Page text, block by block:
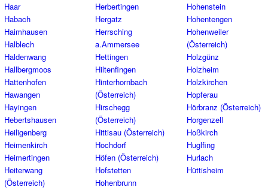
Haar
Habach
Haimhausen
Halblech
Haldenwang
Hallbergmoos
Hattenhofen
Hawangen
Hayingen
Hebertshausen
Heiligenberg
Heimenkirch
Heimertingen
Heiterwang
(Österreich)
Herbertingen
Hergatz
Herrsching
a.Ammersee
Hettingen
Hiltenfingen
Hinterhornbach
(Österreich)
Hirschegg
(Österreich)
Hittisau (Österreich)
Hochdorf
Höfen (Österreich)
Hofstetten
Hohenbrunn
Hohenstein
Hohentengen
Hohenweiler
(Österreich)
Holzgünz
Holzheim
Holzkirchen
Hopferau
Hörbranz (Österreich)
Horgenzell
Hoßkirch
Huglfing
Hurlach
Hüttisheim